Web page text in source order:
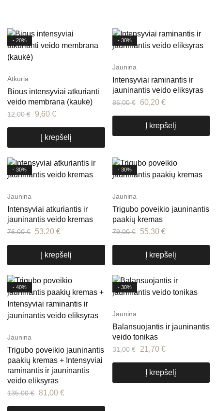
- 20%
Atkuria
Bious intensyviai atkurianti
veido membrana (kaukė)
12,00€ 9,60 €
Į krepšelį
- 30%
Jaunina
Intensyviai raminantis ir
jauninantis veido eliksyras
86,00€ 60,20 €
Į krepšelį
- 30%
Jaunina
Intensyviai atkuriantis ir
jauninantis veido kremas
76,00€ 53,20 €
Į krepšelį
- 30%
Jaunina
Trigubo poveikio jauninantis
paakių kremas
79,00€ 55,30 €
Į krepšelį
- 40%
Jaunina
Trigubo poveikio jauninantis
paakių kremas + Intensyviai
raminantis ir jauninantis
veido eliksyras
135,00€ 81,00 €
- 30%
Jaunina
Balansuojantis ir jauninantis
veido tonikas
31,00€ 21,70 €
Į krepšelį